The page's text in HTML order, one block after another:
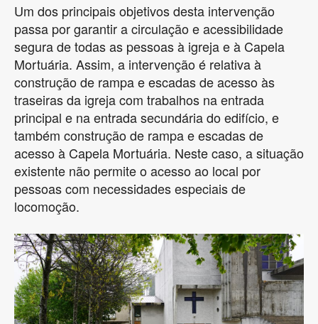
Um dos principais objetivos desta intervenção
passa por garantir a circulação e acessibilidade
segura de todas as pessoas à igreja e à Capela
Mortuária. Assim, a intervenção é relativa à
construção de rampa e escadas de acesso às
traseiras da igreja com trabalhos na entrada
principal e na entrada secundária do edifício, e
também construção de rampa e escadas de
acesso à Capela Mortuária. Neste caso, a situação
existente não permite o acesso ao local por
pessoas com necessidades especiais de
locomoção.